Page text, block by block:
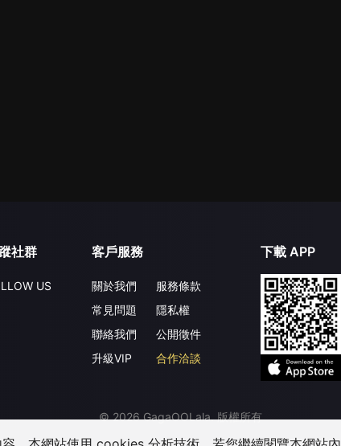
社群
US
客戶服務
關於我們
常見問題
聯絡我們
升級VIP
服務條款
隱私權
公開徵件
合作洽談
下載 APP
©2026 GagaOOLala.版權所有